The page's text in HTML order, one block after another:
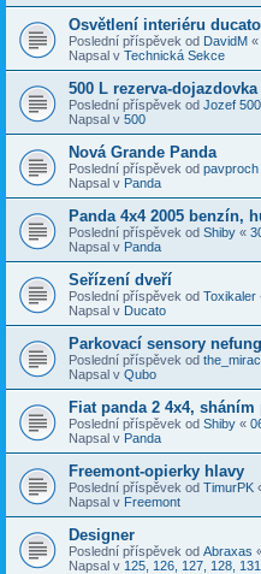
Osvětlení interiéru ducato
Poslední příspěvek od DavidM «
Napsal v Technická Sekce
500 L rezerva-dojazdovka
Poslední příspěvek od Jozef 500
Napsal v 500
Nová Grande Panda
Poslední příspěvek od pavproch
Napsal v Panda
Panda 4x4 2005 benzín,
Poslední příspěvek od Shiby «
Napsal v Panda
Seřízení dveří
Poslední příspěvek od Toxikaler
Napsal v Ducato
Parkovací sensory
Poslední příspěvek od
Napsal v Qubo
Fiat panda 2 4x4,
Poslední příspěvek od Shiby «
Napsal v Panda
Freemont-opierky hlavy
Poslední příspěvek od TimurPK
Napsal v Freemont
Designer
Poslední příspěvek od Abraxas
Napsal v 125, 126, 127, 128,